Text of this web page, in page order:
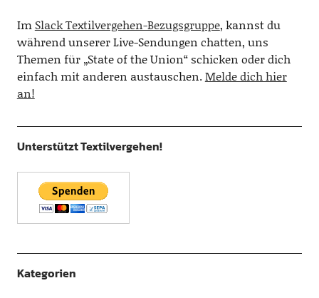
Im Slack Textilvergehen-Bezugsgruppe, kannst du
während unserer Live-Sendungen chatten, uns
Themen für „State of the Union“ schicken oder dich
einfach mit anderen austauschen.Melde dich hier
an!
Unterstützt Textilvergehen!
Kategorien